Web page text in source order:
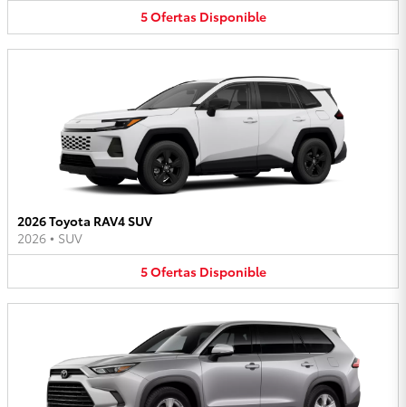
5Ofertas Disponible
2026 Toyota RAV4 SUV
2026 • SUV
5Ofertas Disponible